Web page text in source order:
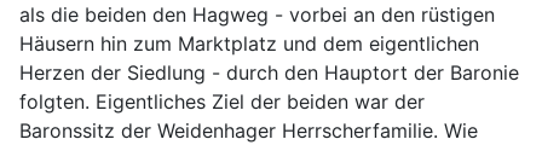
als die beiden den Hagweg - vorbei an den rüstigen
Häusern hin zum Marktplatz und dem eigentlichen
Herzen der Siedlung - durch den Hauptort der Baronie
folgten. Eigentliches Ziel der beiden war der
Baronssitz der Weidenhager Herrscherfamilie. Wie